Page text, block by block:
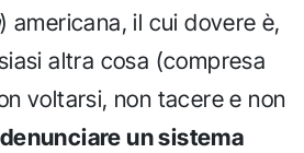
) americana, il cui dovere è,
altra cosa (compresa
voltarsi, non tacere e non
denunciare un sistema